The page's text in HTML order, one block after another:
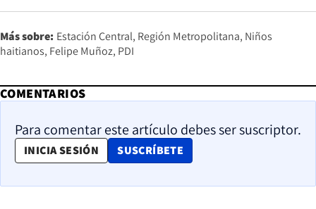
Más sobre: Estación Central Región Metropolitana Niños
haitianos Felipe Muñoz PDI
COMENTARIOS
Para comentar este artículo debes ser suscriptor.
INICIA SESIÓN SUSCRÍBETE
OPENS IN NEW WINDOW